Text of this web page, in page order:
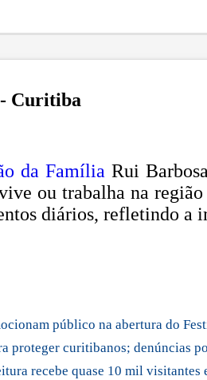
Curitiba
da Família Rui
ou trabalha na
diários, refletindo a
público na abertura do
proteger curitibanos; denúncias
recebe quase 10 mil visitantes